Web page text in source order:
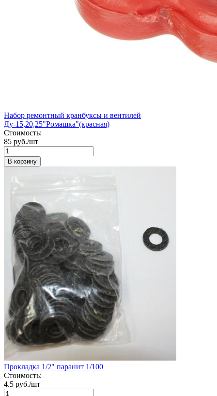
Набор ремонтный кранбуксы и вентилей
Ду-15,20,25"Ромашка"(красная)
Стоимость:
85 руб./шт
В корзину
Прокладка 1/2" паранит 1/100
Стоимость:
4.5 руб./шт